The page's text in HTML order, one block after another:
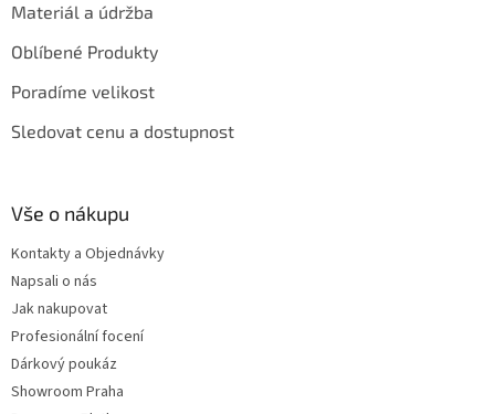
Materiál a údržba
Oblíbené Produkty
Poradíme velikost
Sledovat cenu a dostupnost
Vše o nákupu
Kontakty a Objednávky
Napsali o nás
Jak nakupovat
Profesionální focení
Dárkový poukáz
Showroom Praha